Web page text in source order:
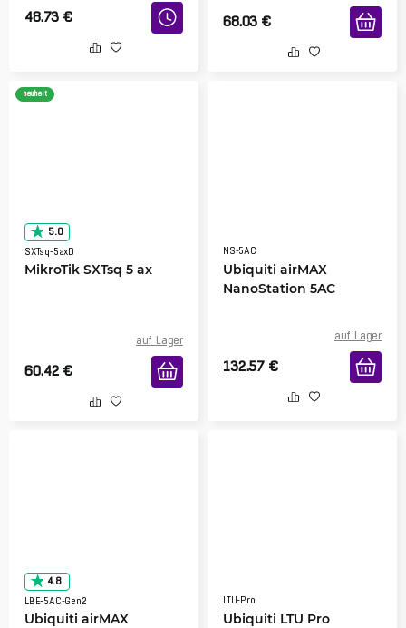
48.73 € 68.03 €
neuheit
5.0
SXTsq-5axD
MikroTik SXTsq 5 ax
auf Lager
60.42 €
NS-5AC
Ubiquiti airMAX
NanoStation 5AC
auf Lager
132.57 €
4.8
LBE-5AC-Gen2
Ubiquiti airMAX
LTU-Pro
Ubiquiti LTU Pro